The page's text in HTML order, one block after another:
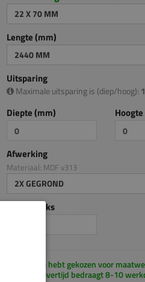
22 X 70 MM
Lengte (mm)
2440 MM
Uitsparing
Maximale uitsparing is (diep/hoog):
Diepte (mm)
Afwerking
Materiaal: MDF v313
2X GEGROND
Aantal stuks
Je hebt gekozen voor
levertijd bedraagt 8-10